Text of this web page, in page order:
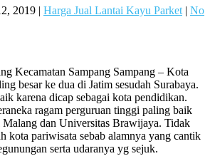
2019 | Harga Jual Lantai Kayu Parket | No
Kecamatan Sampang Sampang – Kota
besar ke dua di Jatim sesudah Surabaya.
karena dicap sebagai kota pendidikan.
ragam perguruan tinggi paling baik
dan Universitas Brawijaya. Tidak
kota pariwisata sebab alamnya yang cantik
serta udaranya yg sejuk.